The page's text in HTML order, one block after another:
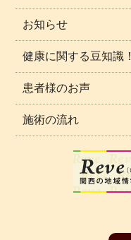
お知らせ
健康に関する豆知識！
患者様のお声
施術の流れ